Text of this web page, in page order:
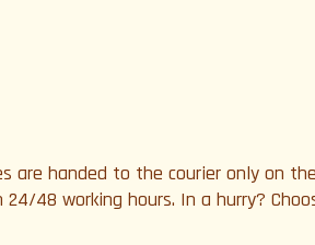
are handed to the courier only on
48 working hours. In a hurry?